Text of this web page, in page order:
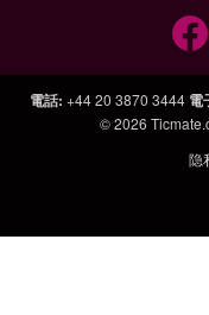
電話: +44 20 3870 3444 電
© 2026
隐